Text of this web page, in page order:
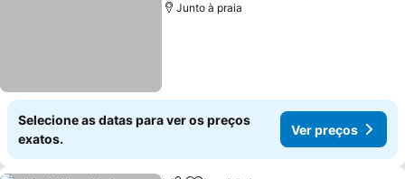
Junto à praia
Selecione as datas para ver os preços
exatos.
Ver preços